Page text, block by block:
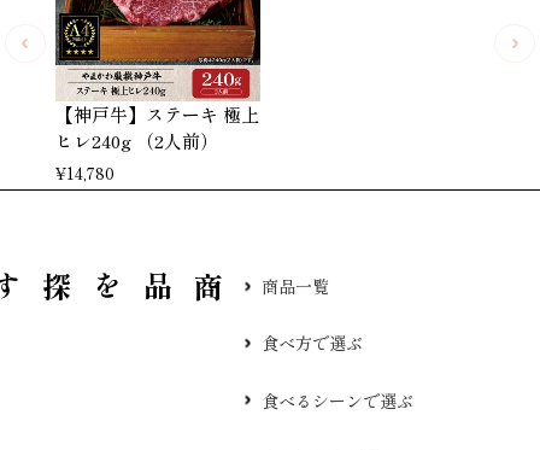
【神戸牛】ステーキ 極上
ヒレ240g （2人前）
¥14,780
す 商品一覧
食べ方で選ぶ
食べるシーンで選ぶ